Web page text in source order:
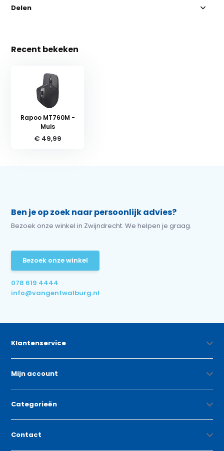
Delen
Recent bekeken
Rapoo MT760M -
Muis
€ 49,99
Ben je op zoek naar persoonlijk advies?
Bezoek onze winkel in Zwijndrecht. We helpen je graag.
Bezoek onze winkel
078 619 4444
info@vangentwalburg.nl
Klantenservice
Mijn account
Categorieën
Contact